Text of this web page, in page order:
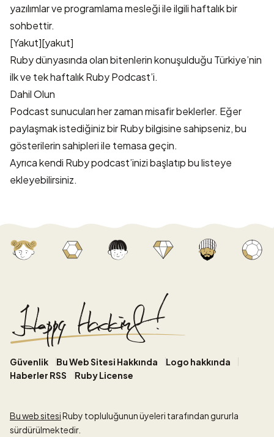
yazılımlar ve programlama mesleği ile ilgili haftalık bir
sohbettir.
[Yakut][yakut]
Ruby dünyasında olan bitenlerin konuşulduğu Türkiye’nin
ilk ve tek haftalık Ruby Podcast’i.
Dahil Olun
Podcast sunucuları her zaman misafir beklerler. Eğer
paylaşmak istediğiniz bir Ruby bilgisine sahipseniz, bu
gösterilerin sahipleri ile temasa geçin.
Ayrıca kendi Ruby podcast’inizi başlatıp bu listeye
ekleyebilirsiniz.
Güvenlik Bu Web Sitesi Hakkında
Logo hakkında
Haberler RSS
Ruby License
Bu web sitesiRuby topluluğunun üyeleri tarafından gururla
sürdürülmektedir.